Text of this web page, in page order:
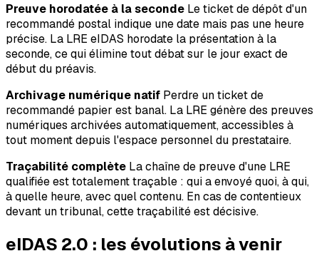
Preuve horodatée à la seconde Le ticket de dépôt d'un
recommandé postal indique une date mais pas une heure
précise. La LRE eIDAS horodate la présentation à la
seconde, ce qui élimine tout débat sur le jour exact de
début du préavis.
Archivage numérique natif Perdre un ticket de
recommandé papier est banal. La LRE génère des preuves
numériques archivées automatiquement, accessibles à
tout moment depuis l'espace personnel du prestataire.
Traçabilité complète La chaîne de preuve d'une LRE
qualifiée est totalement traçable : qui a envoyé quoi, à qui,
à quelle heure, avec quel contenu. En cas de contentieux
devant un tribunal, cette traçabilité est décisive.
eIDAS 2.0 : les évolutions à venir